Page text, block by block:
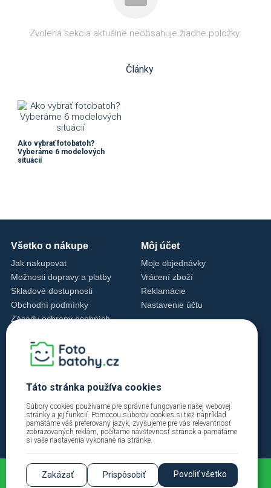
Zvolená sekcia aktuálne neobsahuje žiadne položky.
Články
Ako vybrať fotobatoh?
Vyberáme 6 modelových
situácií
Všetko o nákupe
Jak nakupovat
Možnosti dopravy a platby
Skladové dostupnosti
Obchodní podmínky
Zásady ochrany osobních
Nastavenie cookies
Zásady používania cookies
Môj účet
Moje objednávky
Vrácení zboží
Reklamácie
Nastavenie účtu
Tel.: +420 228 229 392
info@fotobatohy.cz
Po - Pia 9:00 - 18:00
2026 © Fotobatohy.cz | FIINYX VISION s.r.o. |
Táto stránka používa cookies
Súbory cookies používame pre správne fungovanie našej webovej
stránky a jej funkcií. Pomocou súborov cookies si tiež napríklad
pamätáme váš preferovaný jazyk, zvyšujeme pre vás relevantnosť
zobrazovaných reklám, počítame návštevnosť stránok a pamätáme
si vaše nastavenia vykonané na stránke.
Zakázať Prispôsobiť Povoliť všetko